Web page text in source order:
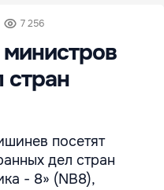
7 256
стран
посетят
дел стран
- 8» (NB8),